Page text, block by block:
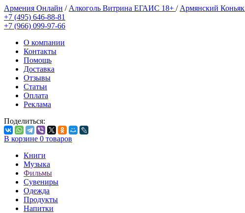
Армения Онлайн / Алкоголь Витрина ЕГАИС 18+ / Армянский Коньяк
+7 (495) 646-88-81
+7 (966) 099-97-66
О компании
Контакты
Помощь
Доставка
Отзывы
Статьи
Оплата
Реклама
Поделиться:
В корзине 0 товаров
Книги
Музыка
Фильмы
Сувениры
Одежда
Продукты
Напитки